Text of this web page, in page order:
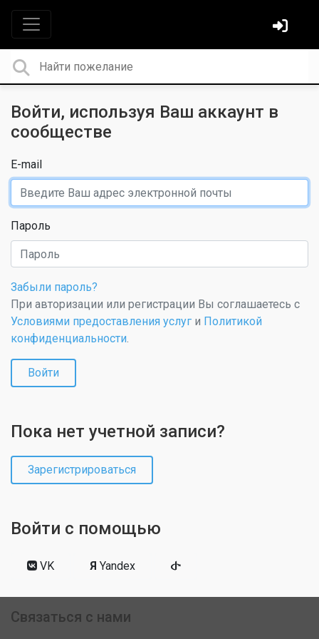
Войти, используя Ваш аккаунт в
сообществе
E-mail
Пароль
Забыли пароль?
При авторизации или регистрации Вы соглашаетесь с
Условиями предоставления услуг и Политикой
конфиденциальности.
Войти
Пока нет учетной записи?
Зарегистрироваться
Войти с помощью
VK Я Yandex
Связаться с нами